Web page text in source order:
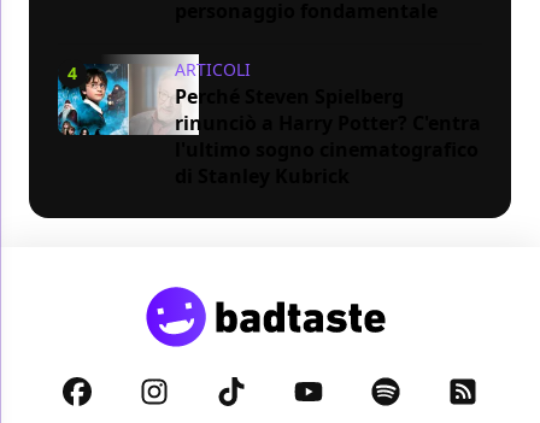
4 ARTICOLI
Perché Steven Spielberg
rinunciò a Harry Potter? C'entra